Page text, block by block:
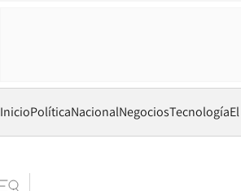
InicioPolíticaNacionalNegociosTecnología